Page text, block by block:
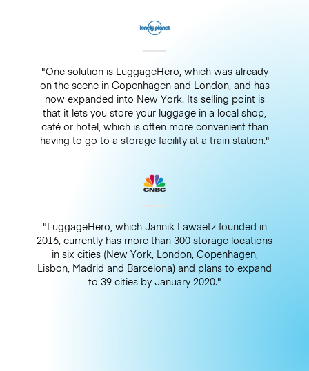
"One solution is LuggageHero, which was already
on the scene in Copenhagen and London, and has
now expanded into New York. Its selling point is
that it lets you store your luggage in a local shop,
café or hotel, which is often more convenient than
having to go to a storage facility at a train station."
"LuggageHero, which Jannik Lawaetz founded in
2016, currently has more than 300 storage locations
in six cities (New York, London, Copenhagen,
Lisbon, Madrid and Barcelona) and plans to expand
to 39 cities by January 2020."